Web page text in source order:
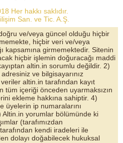
Her hakkı saklıdır.
San. ve Tic. A.Ş.
ve/veya güncel olduğu hiçbir
hiçbir veri ve/veya
kapsamına girmemektedir. Sitenin
hiçbir işlemin doğuracağı maddi
altin.in sorumlu değildir. 2)
ve bilgisayarınız
altin.in tarafından kayıt
tüm içeriği önceden uyarmaksızın
ekleme hakkına sahiptir. 4)
üyelerin ip numaralarını
Altin.in yorumlar bölümünde ki
(tarafımızdan
kendi iradeleri ile
dolayı doğabilecek hukuksal